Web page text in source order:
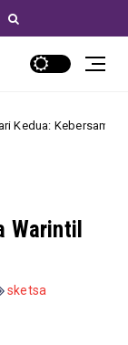
Hangat
Warintil
sketsa